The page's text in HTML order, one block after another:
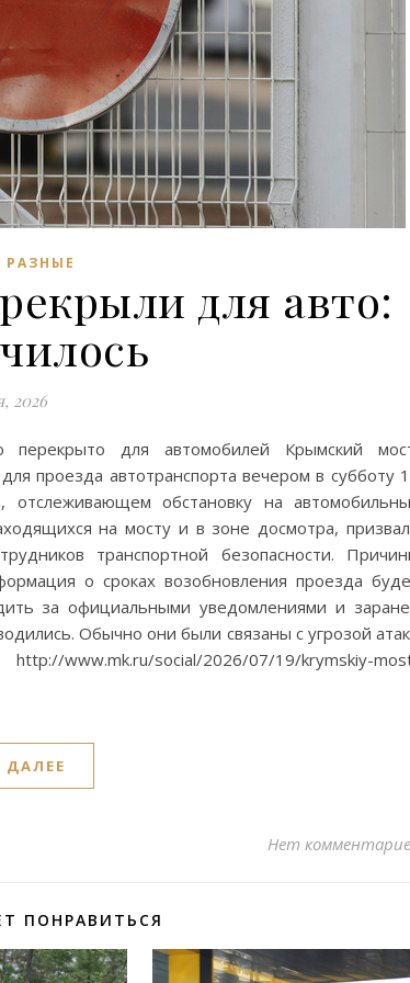
для авто:
2026
для автомобилей Крымский
проезда автотранспорта вечером в субботу
обстановку на
на мосту и в зоне досмотра,
транспортной безопасности.
о сроках возобновления проезда
за официальными уведомлениями и
Обычно они были связаны с угрозой
www.mk.ru/social/2026/07/19/krymskiy-
ДАЛЕЕ
Нет
ПОНРАВИТЬСЯ